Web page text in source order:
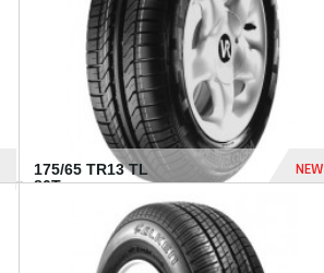
175/65 TR13 TL
80T...
NEW